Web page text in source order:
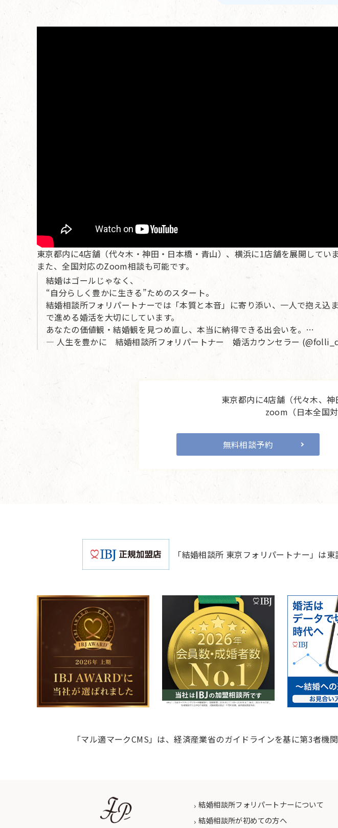
東京都内に4店舗（代々木・神田・日本橋・青山）、横浜に1店舗を展開していま
また、全国対応のZoom相談も可能です。
結婚はゴールじゃなく、
“自分らしく豊かに生きる”ためのスタート。
結婚相談所フォリパートナーでは「本質と本音」に寄り添い、一人で抱え込
で進める婚活を大切にしています。
あなたの価値観・結婚観を見つめ直し、本当に納得できる出会いを。…
— 人生を豊かに 結婚相談所フォリパートナー 婚活カウンセラー
東京都内に4店舗（代々木、
zoom（日本全国
無料相談予約
「結婚相談所 東京フォリパートナー」は
「マル適マークCMS」は、経済産業省のガイドラインを基に第3者機
結婚相談所フォリパートナーについて
結婚相談所が初めての方へ